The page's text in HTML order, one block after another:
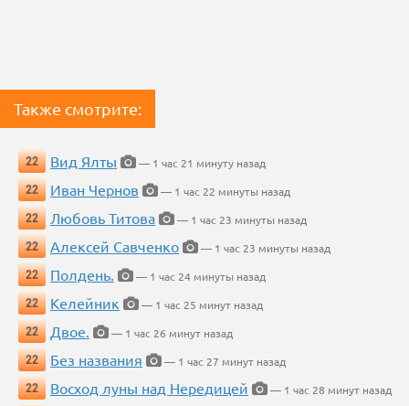
Также смотрите:
22 Вид Ялты
— 1 час 21 минуту назад
22
Иван Чернов
— 1 час 22 минуты назад
22
Любовь Титова
— 1 час 23 минуты назад
22
Алексей Савченко
— 1 час 23 минуты назад
22
Полдень.
— 1 час 24 минуты назад
22
Келейник
— 1 час 25 минут назад
22
Двое.
— 1 час 26 минут назад
22
Без названия
— 1 час 27 минут назад
22
Восход луны над Нередицей
— 1 час 28 минут назад